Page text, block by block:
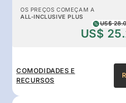
OS PREÇOS COMEÇAM A
ALL-INCLUSIVE PLUS
US$
US$
COMODIDADES E
RECURSOS